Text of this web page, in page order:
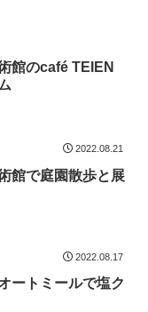
館のcafé TEIEN
2022.08.21
館で庭園散歩と展
2022.08.17
ートミールで塩ク